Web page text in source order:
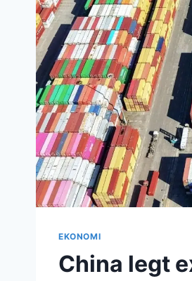
EKONOMI
China legt